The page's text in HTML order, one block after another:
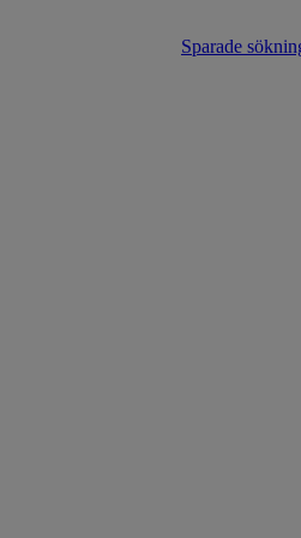
Sparade